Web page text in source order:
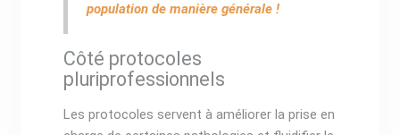
population de manière générale !
Côté protocoles
pluriprofessionnels
Les protocoles servent à améliorer la prise en